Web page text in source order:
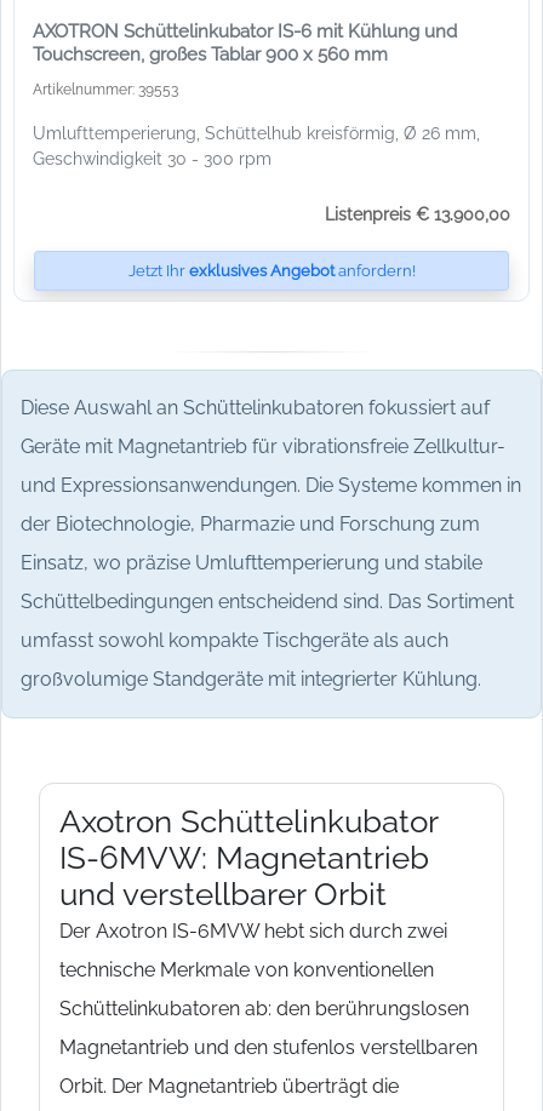
Diese Auswahl an Schüttelinkubatoren fokussiert auf
Geräte mit Magnetantrieb für vibrationsfreie Zellkultur-
und Expressionsanwendungen. Die Systeme kommen in
der Biotechnologie, Pharmazie und Forschung zum
Einsatz, wo präzise Umlufttemperierung und stabile
Schüttelbedingungen entscheidend sind. Das Sortiment
umfasst sowohl kompakte Tischgeräte als auch
großvolumige Standgeräte mit integrierter Kühlung.
AXOTRON Schüttelinkubator IS-6 mit Kühlung und
Touchscreen, großes Tablar 900 x 560 mm
Artikelnummer: 39553
Umlufttemperierung, Schüttelhub kreisförmig, Ø 26 mm,
Geschwindigkeit 30 - 300 rpm
Listenpreis € 13.900,00
Jetzt Ihr exklusives Angebotanfordern!
Axotron Schüttelinkubator
IS-6MVW: Magnetantrieb
und verstellbarer Orbit
Der Axotron IS-6MVW hebt sich durch zwei
technische Merkmale von konventionellen
Schüttelinkubatoren ab: den berührungslosen
Magnetantrieb und den stufenlos verstellbaren
Orbit. Der Magnetantrieb überträgt die